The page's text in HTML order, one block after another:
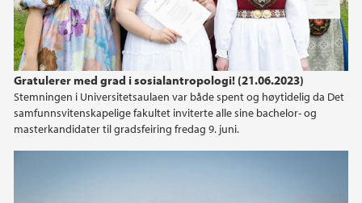
Gratulerer med grad i sosialantropologi! (21.06.2023)
Stemningen i Universitetsaulaen var både spent og høytidelig da Det
samfunnsvitenskapelige fakultet inviterte alle sine bachelor- og
masterkandidater til gradsfeiring fredag 9. juni.